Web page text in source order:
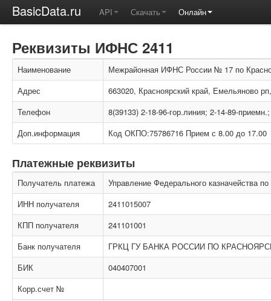
BasicData.ru API Скачать Онлайн
Реквизиты ИФНС 2411
Наименование
Межрайонная ИФНС России № 17 по
Адрес
663020, Красноярский край, Емельяново
Телефон
8(39133) 2-18-96-гор.линия; 2-14-89-
Доп.информация
Код ОКПО:75786716 Прием с 8.00 до 17.00
Платежные реквизиты
Получатель платежа
Управление Федерального казначейства
ИНН получателя
2411015007
КПП получателя
241101001
Банк получателя
ГРКЦ ГУ БАНКА РОССИИ ПО
БИК
040407001
Корр.счет №